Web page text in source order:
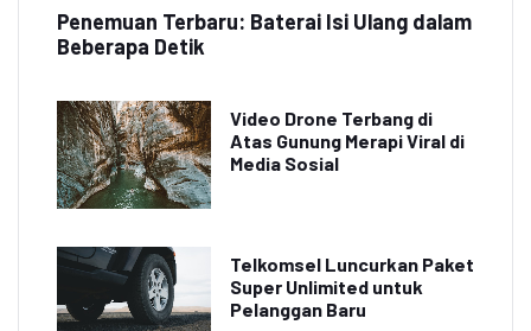
Penemuan Terbaru: Baterai Isi Ulang dalam
Beberapa Detik
Video Drone Terbang di
Atas Gunung Merapi Viral di
Media Sosial
Telkomsel Luncurkan Paket
Super Unlimited untuk
Pelanggan Baru